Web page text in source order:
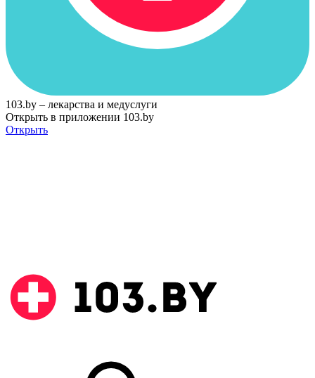
103.by – лекарства и медуслуги
Открыть в приложении 103.by
Открыть